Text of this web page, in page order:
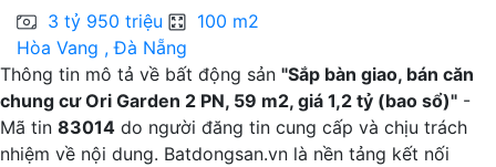
3 tỷ 950 triệu
100 m2
Hòa Vang , Đà Nẵng
Thông tin mô tả về bất động sản "Sắp bàn giao, bán căn
chung cư Ori Garden 2 PN, 59 m2, giá 1,2 tỷ (bao sổ)" -
Mã tin 83014 do người đăng tin cung cấp và chịu trách
nhiệm về nội dung. Batdongsan.vn là nền tảng kết nối